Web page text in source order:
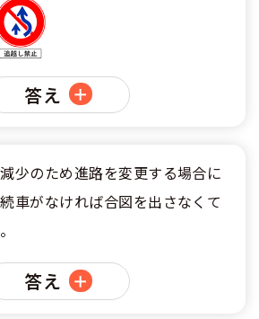
答え
少のため進路を変更する場合に
車がなければ合図を出さなくて
答え